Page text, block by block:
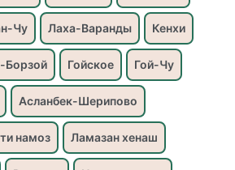
Чу Лаха-Варанды Кенхи
Борзой Гойское Гой-Чу
Асланбек-Шерипово
намоз Ламазан хенаш